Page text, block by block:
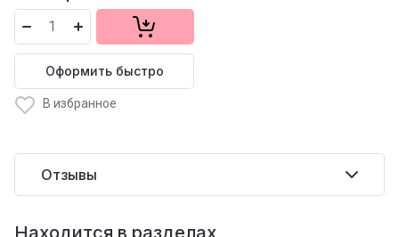
Оформить быстро
В избранное
Отзывы
Находится в разделах